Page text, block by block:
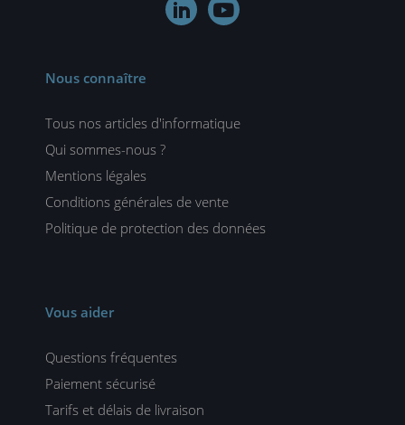
 
Nous connaître
Tous nos articles d'informatique
Qui sommes-nous ?
Mentions légales
Conditions générales de vente
Politique de protection des données
Vous aider
Questions fréquentes
Paiement sécurisé
Tarifs et délais de livraison